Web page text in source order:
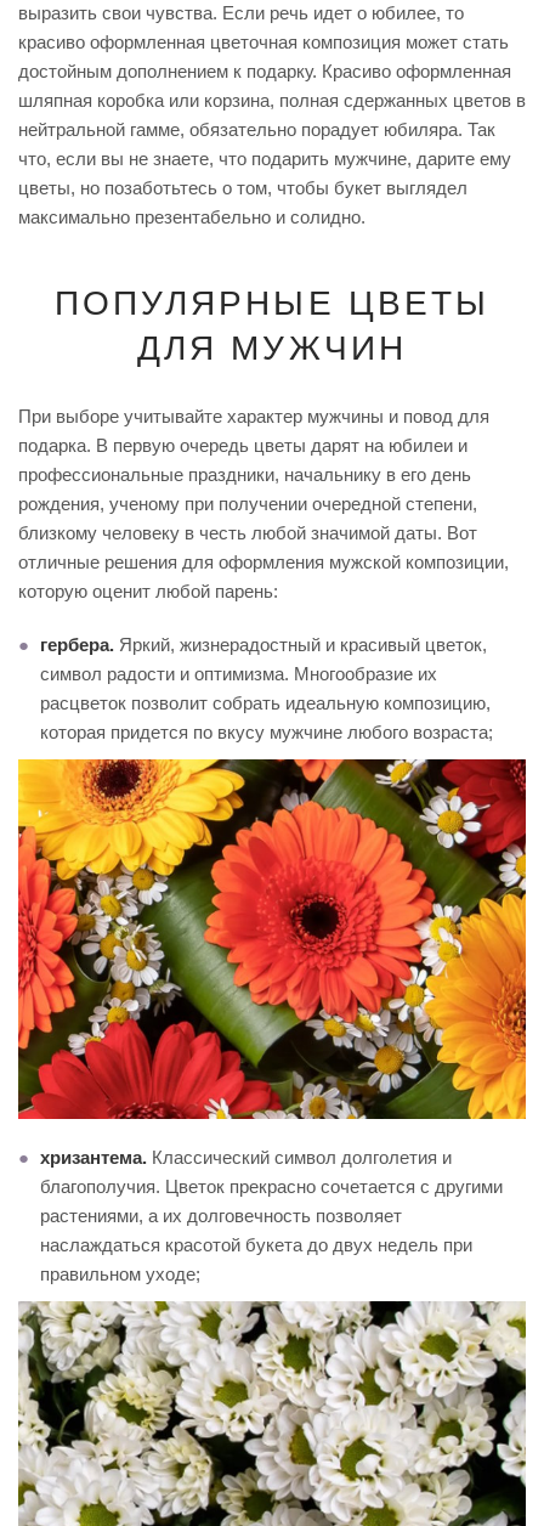
выразить свои чувства. Если речь идет о юбилее, то
красиво оформленная цветочная композиция может стать
достойным дополнением к подарку. Красиво оформленная
шляпная коробка или корзина, полная сдержанных цветов в
нейтральной гамме, обязательно порадует юбиляра. Так
что, если вы не знаете, что подарить мужчине, дарите ему
цветы, но позаботьтесь о том, чтобы букет выглядел
максимально презентабельно и солидно.
ПОПУЛЯРНЫЕ ЦВЕТЫ
ДЛЯ МУЖЧИН
При выборе учитывайте характер мужчины и повод для
подарка. В первую очередь цветы дарят на юбилеи и
профессиональные праздники, начальнику в его день
рождения, ученому при получении очередной степени,
близкому человеку в честь любой значимой даты. Вот
отличные решения для оформления мужской композиции,
которую оценит любой парень:
гербера. Яркий, жизнерадостный и красивый цветок,
символ радости и оптимизма. Многообразие их
расцветок позволит собрать идеальную композицию,
которая придется по вкусу мужчине любого возраста;
хризантема. Классический символ долголетия и
благополучия. Цветок прекрасно сочетается с другими
растениями, а их долговечность позволяет
наслаждаться красотой букета до двух недель при
правильном уходе;